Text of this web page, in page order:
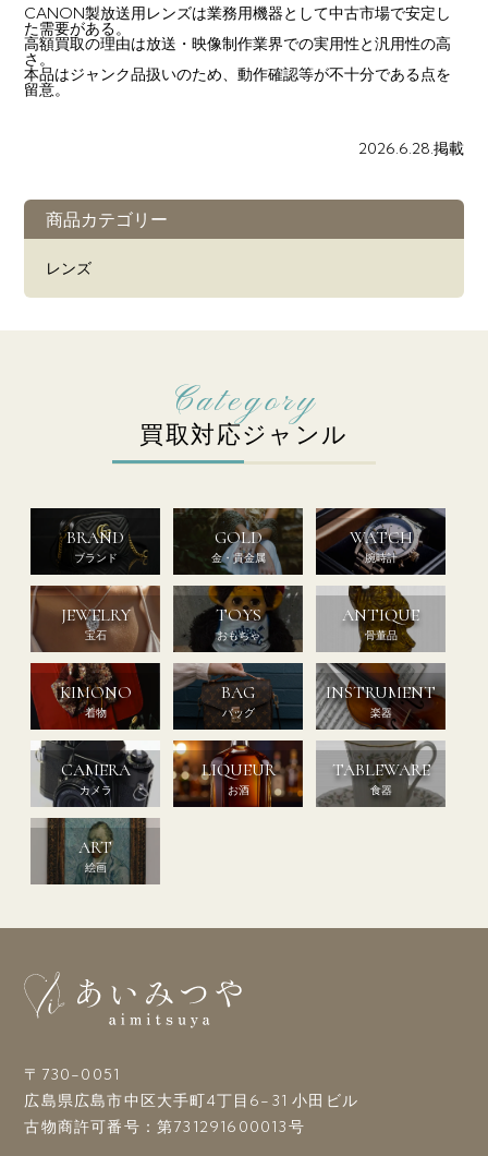
CANON製放送用レンズは業務用機器として中古市場で安定し
た需要がある。
高額買取の理由は放送・映像制作業界での実用性と汎用性の高
さ。
本品はジャンク品扱いのため、動作確認等が不十分である点を
留意。
2026.6.28.掲載
商品カテゴリー
レンズ
買取対応ジャンル
BRAND
ブランド
GOLD
金・貴金属
WATCH
腕時計
JEWELRY
宝石
TOYS
おもちゃ
ANTIQUE
骨董品
KIMONO
着物
BAG
バッグ
INSTRUMENT
楽器
CAMERA
カメラ
LIQUEUR
お酒
TABLEWARE
食器
ART
絵画
〒730-0051
広島県広島市中区大手町4丁目6-31 小田ビル
古物商許可番号：第731291600013号